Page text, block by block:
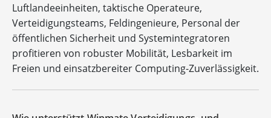
Luftlandeeinheiten, taktische Operateure,
Verteidigungsteams, Feldingenieure, Personal der
öffentlichen Sicherheit und Systemintegratoren
profitieren von robuster Mobilität, Lesbarkeit im
Freien und einsatzbereiter Computing-Zuverlässigkeit.